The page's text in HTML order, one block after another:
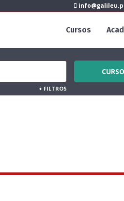
Cursos
+ FILTROS